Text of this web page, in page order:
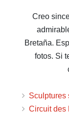
Creo
Bretaña.
fotos. Si
Sculptures
Circuit des